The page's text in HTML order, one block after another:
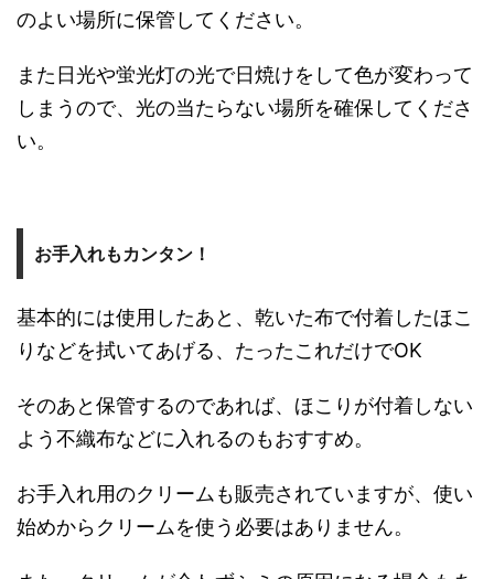
のよい場所に保管してください。
また日光や蛍光灯の光で日焼けをして色が変わって
しまうので、光の当たらない場所を確保してくださ
い。
お手入れもカンタン！
基本的には使用したあと、乾いた布で付着したほこ
りなどを拭いてあげる、たったこれだけでOK
そのあと保管するのであれば、ほこりが付着しない
よう不織布などに入れるのもおすすめ。
お手入れ用のクリームも販売されていますが、使い
始めからクリームを使う必要はありません。